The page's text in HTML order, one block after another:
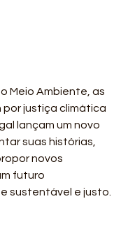
Meio Ambiente, as
por justiça climática
lançam um novo
suas histórias,
novos
futuro
sustentável e justo.